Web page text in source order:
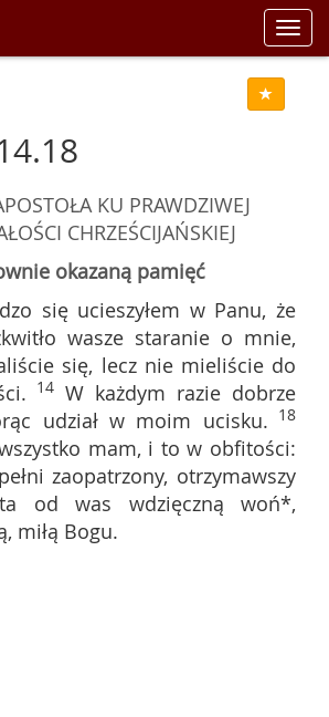
KU PRAWDZIWEJ
CHRZEŚCIJAŃSKIEJ
okazaną pamięć
się ucieszyłem w Panu, że
wasze staranie o mnie,
się, lecz nie mieliście do
14 W każdym razie dobrze
udział w moim ucisku. 18
mam, i to w obfitości:
zaopatrzony, otrzymawszy
od was wdzięczną woń*,
miłą Bogu.